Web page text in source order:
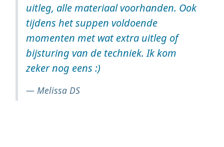
uitleg, alle materiaal voorhanden. Ook
tijdens het suppen voldoende
momenten met wat extra uitleg of
bijsturing van de techniek. Ik kom
zeker nog eens :)
Melissa DS